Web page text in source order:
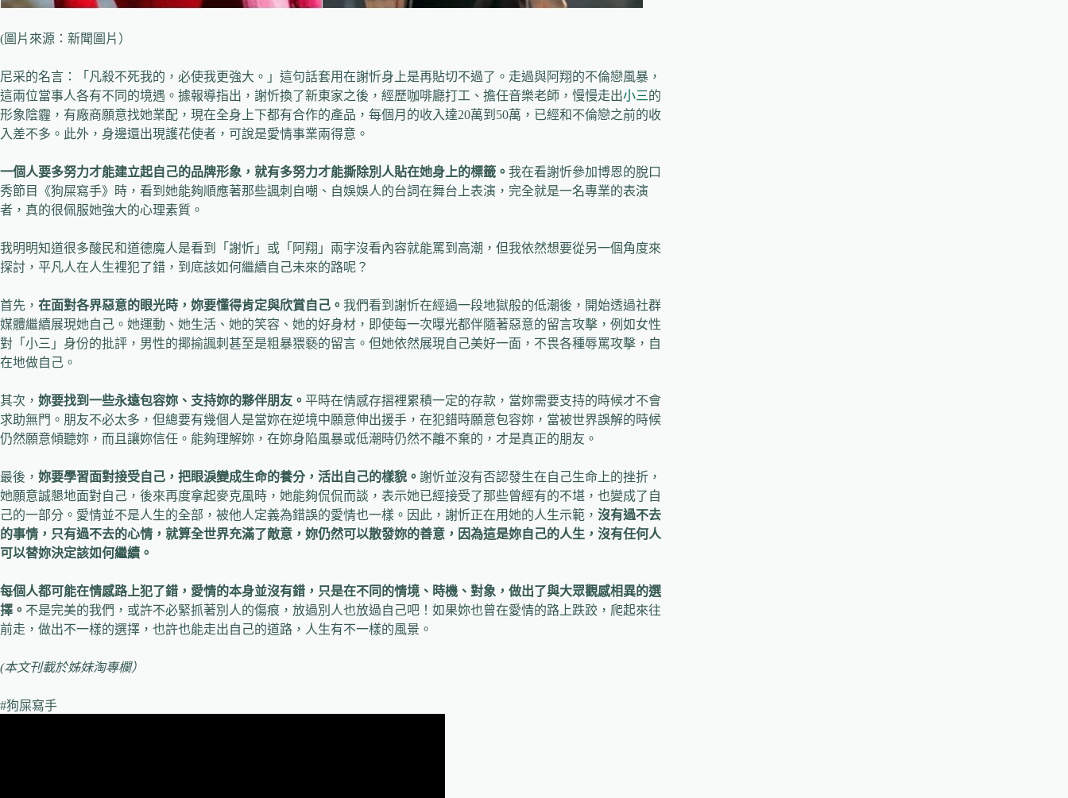
(圖片來源：新聞圖片）
尼采的名言：「凡殺不死我的，必使我更強大。」這句話套用在謝忻身上是再貼切不過了。走過與阿翔的不倫戀風暴，
這兩位當事人各有不同的境遇。據報導指出，謝忻換了新東家之後，經歷咖啡廳打工、擔任音樂老師，慢慢走出小三的
形象陰霾，有廠商願意找她業配，現在全身上下都有合作的產品，每個月的收入達20萬到50萬，已經和不倫戀之前的收
入差不多。此外，身邊還出現護花使者，可說是愛情事業兩得意。
一個人要多努力才能建立起自己的品牌形象，就有多努力才能撕除別人貼在她身上的標籤。 我在看謝忻參加博恩的脫口
秀節目《狗屎寫手》時，看到她能夠順應著那些諷刺自嘲、自娛娛人的台詞在舞台上表演，完全就是一名專業的表演
者，真的很佩服她強大的心理素質。
我明明知道很多酸民和道德魔人是看到「謝忻」或「阿翔」兩字沒看內容就能罵到高潮，但我依然想要從另一個角度來
探討，平凡人在人生裡犯了錯，到底該如何繼續自己未來的路呢？
首先， 在面對各界惡意的眼光時，妳要懂得肯定與欣賞自己。 我們看到謝忻在經過一段地獄般的低潮後，開始透過社群
媒體繼續展現她自己。她運動、她生活、她的笑容、她的好身材，即使每一次曝光都伴隨著惡意的留言攻擊，例如女性
對「小三」身份的批評，男性的揶揄諷刺甚至是粗暴猥褻的留言。但她依然展現自己美好一面，不畏各種辱罵攻擊，自
在地做自己。
其次， 妳要找到一些永遠包容妳、支持妳的夥伴朋友。 平時在情感存摺裡累積一定的存款，當妳需要支持的時候才不會
求助無門。朋友不必太多，但總要有幾個人是當妳在逆境中願意伸出援手，在犯錯時願意包容妳，當被世界誤解的時候
仍然願意傾聽妳，而且讓妳信任。能夠理解妳，在妳身陷風暴或低潮時仍然不離不棄的，才是真正的朋友。
最後， 妳要學習面對接受自己，把眼淚變成生命的養分，活出自己的樣貌。 謝忻並沒有否認發生在自己生命上的挫折，
她願意誠懇地面對自己，後來再度拿起麥克風時，她能夠侃侃而談，表示她已經接受了那些曾經有的不堪，也變成了自
己的一部分。愛情並不是人生的全部，被他人定義為錯誤的愛情也一樣。因此，謝忻正在用她的人生示範， 沒有過不去
的事情，只有過不去的心情，就算全世界充滿了敵意，妳仍然可以散發妳的善意，因為這是妳自己的人生，沒有任何人
可以替妳決定該如何繼續。
每個人都可能在情感路上犯了錯，愛情的本身並沒有錯，只是在不同的情境、時機、對象，做出了與大眾觀感相異的選
擇。 不是完美的我們，或許不必緊抓著別人的傷痕，放過別人也放過自己吧！如果妳也曾在愛情的路上跌跤，爬起來往
前走，做出不一樣的選擇，也許也能走出自己的道路，人生有不一樣的風景。
(本文刊載於姊妹淘專欄）
#狗屎寫手